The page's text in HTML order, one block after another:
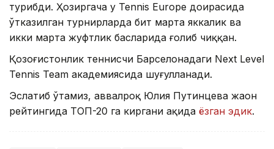
турибди. Ҳозиргача у Tennis Europe доирасида
ўтказилган турнирларда бит марта яккалик ва
икки марта жуфтлик баҳсларида ғолиб чиққан.
Қозоғистонлик теннисчи Барселонадаги Next Level
Tennis Team академиясида шуғулланади.
Эслатиб ўтамиз, аввалроқ Юлия Путинцева жаҳон
рейтингида ТОП-20 га киргани ҳақида ёзган эдик.